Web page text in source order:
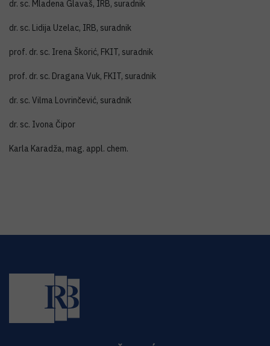
dr. sc. Mladena Glavaš, IRB, suradnik
dr. sc. Lidija Uzelac, IRB, suradnik
prof. dr. sc. Irena Škorić, FKIT, suradnik
prof. dr. sc. Dragana Vuk, FKIT, suradnik
dr. sc. Vilma Lovrinčević, suradnik
dr. sc. Ivona Čipor
Karla Karadža, mag. appl. chem.